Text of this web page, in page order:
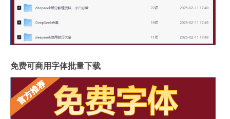
免费可商用字体批量下载